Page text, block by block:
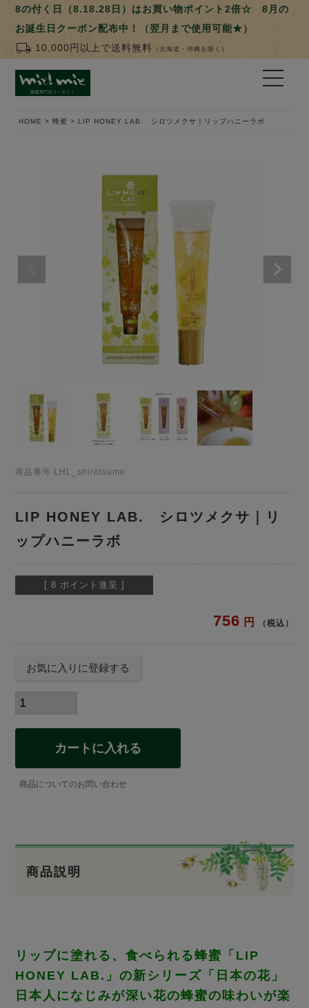
8の付く日（8.18.28日）はお買い物ポイント2倍☆ 8月の
お誕生日クーポン配布中！（翌月まで使用可能★）
local_shipping 10,000円以上で送料無料 （北海道・沖縄を除く）
HOME 蜂蜜 LIP HONEY LAB. シロツメクサ｜リップハニーラボ
商品番号 LHL_shirotsume
LIP HONEY LAB. シロツメクサ｜リ
ップハニーラボ
[ 8 ポイント進呈 ]
756 税込
お気に入りに登録する
カートに入れる
商品についてのお問い合わせ
商品説明
リップに塗れる、食べられる蜂蜜「LIP
HONEY LAB.」の新シリーズ「日本の花」
日本人になじみが深い花の蜂蜜の味わいが楽